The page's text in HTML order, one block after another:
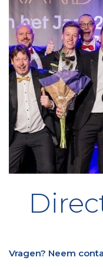
Vragen? Neem